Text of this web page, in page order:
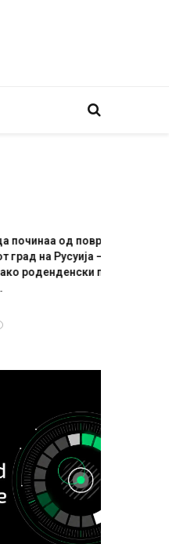
во ресторан
експлозивот бил